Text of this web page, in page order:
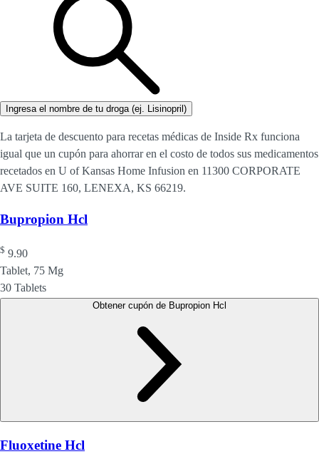
Ingresa el nombre de tu droga (ej. Lisinopril)
La tarjeta de descuento para recetas médicas de Inside Rx funciona
igual que un cupón para ahorrar en el costo de todos sus medicamentos
recetados en U of Kansas Home Infusion en 11300 CORPORATE
AVE SUITE 160, LENEXA, KS 66219.
Bupropion Hcl
$ 9.90
Tablet, 75 Mg
30 Tablets
Fluoxetine Hcl